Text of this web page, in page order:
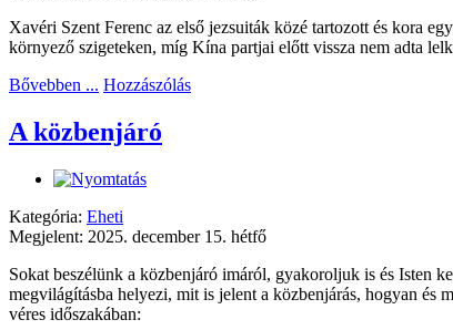
Xavéri Szent Ferenc az első jezsuiták közé tartozott és kora
környező szigeteken, míg Kína partjai előtt vissza nem adta
Bővebben ... Hozzászólás
A közbenjáró
Kategória: Eheti
Megjelent: 2025. december 15. hétfő
Sokat beszélünk a közbenjáró imáról, gyakoroljuk is és Isten
megvilágításba helyezi, mit is jelent a közbenjárás, hogyan és
véres időszakában: